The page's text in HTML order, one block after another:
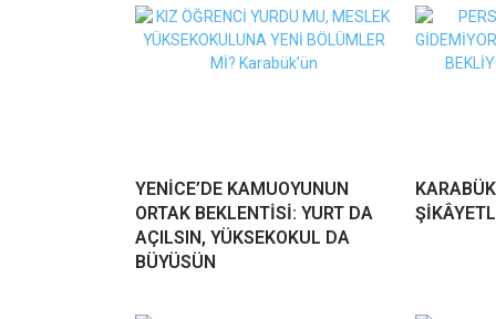
YENİCE’DE KAMUOYUNUN
ORTAK BEKLENTİSİ: YURT DA
AÇILSIN, YÜKSEKOKUL DA
BÜYÜSÜN